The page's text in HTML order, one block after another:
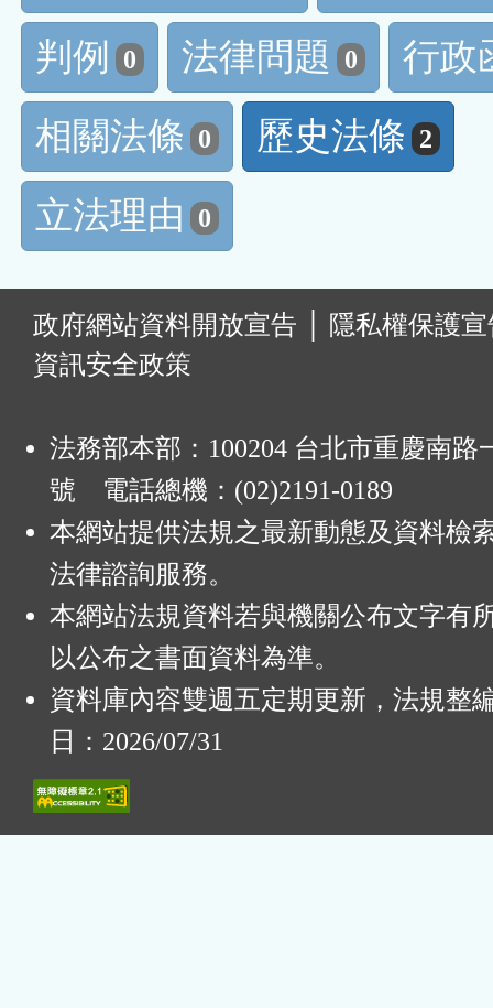
判例
0 法律問題 0
行政
相關法條 0 歷史法條 2
立法理由 0
政府網站資料開放宣告
隱私權保護
資訊安全政策
法務部本部：100204 台北市重慶南路
號 電話總機：(02)2191-0189
本網站提供法規之最新動態及資料檢
法律諮詢服務。
本網站法規資料若與機關公布文字有
以公布之書面資料為準。
資料庫內容雙週五定期更新，法規整
日：2026/07/31